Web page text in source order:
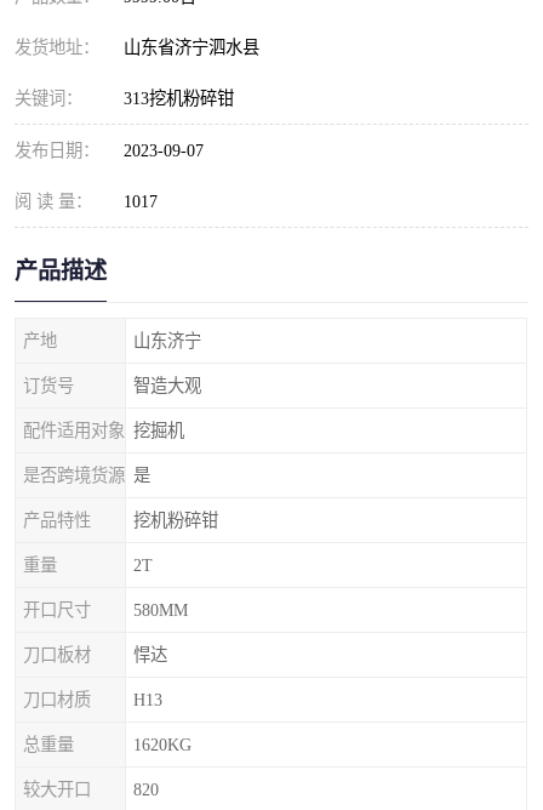
发货地址： 山东省济宁泗水县
关键词： 313挖机粉碎钳
发布日期： 2023-09-07
阅 读 量： 1017
产品描述
产地 山东济宁
订货号 智造大观
配件适用对象 挖掘机
是否跨境货源 是
产品特性 挖机粉碎钳
重量 2T
开口尺寸 580MM
刀口板材 悍达
刀口材质 H13
总重量 1620KG
较大开口 820
挖掘机破碎斗